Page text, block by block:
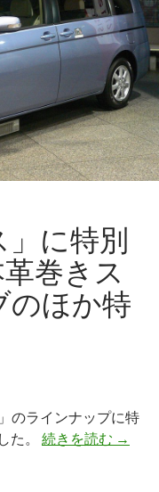
」に特別
巻きス
のほか特
のラインナップに特
た。 続きを読む →